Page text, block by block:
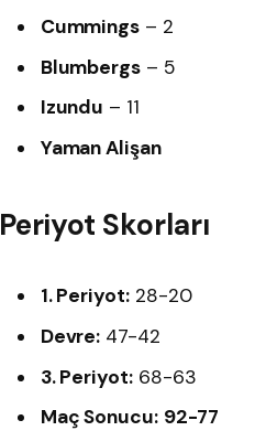
Cummings – 2
Blumbergs – 5
Izundu – 11
Yaman Alişan
Periyot Skorları
1. Periyot: 28-20
Devre: 47-42
3. Periyot: 68-63
Maç Sonucu: 92-77